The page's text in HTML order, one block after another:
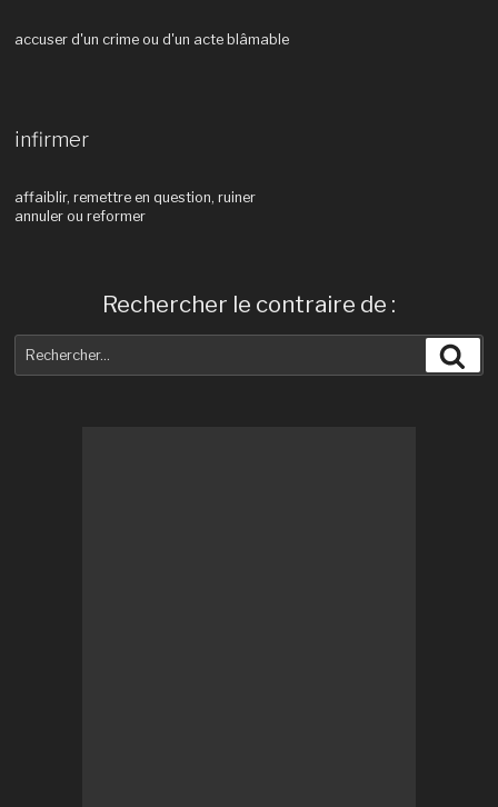
accuser d'un crime ou d'un acte blâmable
infirmer
affaiblir, remettre en question, ruiner
annuler ou reformer
Rechercher le contraire de :
pour